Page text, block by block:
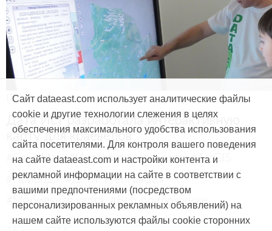
Продукты и услуги
Дата Ист разработала интерактивную
карту для краеведов
#CarryMap #Интерактивная карта #ArcGIS
#Природа #Дети #География
#Мобильная карта #Веб-приложение
Сайт dataeast.com использует аналитические файлы
cookie и другие технологии слежения в целях
обеспечения максимального удобства использования
сайта посетителями. Для контроля вашего поведения
на сайте dataeast.com и настройки контента и
рекламной информации на сайте в соответствии с
вашими предпочтениями (посредством
персонализированных рекламных объявлений) на
нашем сайте используются файлы cookie сторонних